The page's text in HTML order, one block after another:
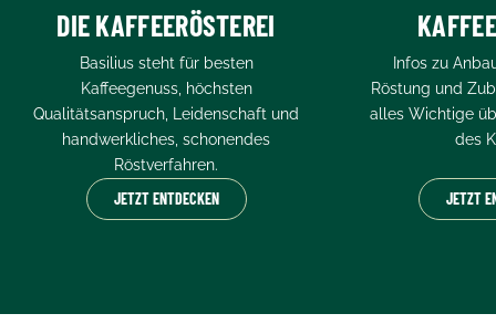
DIE KAFFEERÖSTEREI
Basilius steht für besten
Kaffeegenuss, höchsten
Qualitätsanspruch, Leidenschaft und
handwerkliches, schonendes
Röstverfahren.
JETZT ENTDECKEN
Infos zu
Röstung und
alles Wichtige
des
JETZT